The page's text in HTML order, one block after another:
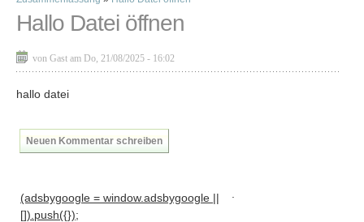
Faust
Willhelm Tell
Effi Briest
Emilia Galotti
1. Weltkrieg Zusammenfassung
Weimarer Republik
Woyzeck
Hallo Datei öffnen
von Gast am Do, 21/08/2025 - 16:02
hallo datei
Neuen Kommentar schreiben
(adsbygoogle = window.adsbygoogle ||
[]).push({});